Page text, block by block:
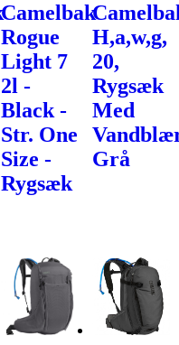
Camelbak
Rogue
Light 7
2l -
Black -
Str. One
Size -
Rygsæk
H,a,w,g,
20,
Rygsæk
Med
Grå